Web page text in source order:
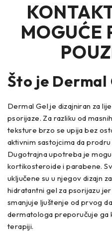
MOGUĆE
Što je Dermal
Dermal Gel je dizajniran za
psorijaze. Za razliku od
teksture brzo se upija bez
aktivnim sastojcima da
Dugotrajna upotreba je
kortikosteroide i parabene.
uključene su u njegov dizajn
hidratantni gel za psorijazu
smanjuje ljuštenje od prvog
dermatologa preporučuje ga
terapiji.